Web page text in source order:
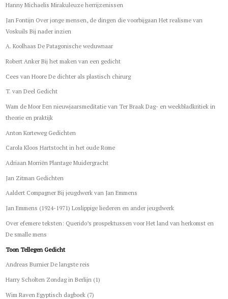
Hanny Michaelis Mirakuleuze herrijzenissen
Jan Fontijn Over jonge mensen, de dingen die voorbijgaan Het realisme van
Voskuils Bij nader inzien
A. Koolhaas De Patagonische weduwnaar
Robert Anker Bij het maken van een gedicht
Cees van Hoore De dichter als plastisch chirurg
T. van Deel Gedicht
Wam de Moor Een nieuwjaarsmeditatie van Ter Braak Dag- en weekbladkritiek in
theorie en praktijk
Anton Korteweg Gedichten
Carola Kloos Hartstocht in het oude Rome
Adriaan Morriën Plantage Muidergracht
Jan Zitman Gedichten
Aaldert Compagner Bij jeugdwerk van Jan Emmens
Jan Emmens (1924-1971) Loslippige liederen en ander jeugdwerk
Over efemere teksten: Querido’s prospektussen voor Het land van herkomst en
De smalle mens
Toon Tellegen Gedicht
Andreas Burnier De langste reis
Harry Scholten Zondag in Berlijn (1)
Wim Raven Egyptisch dagboek (7)